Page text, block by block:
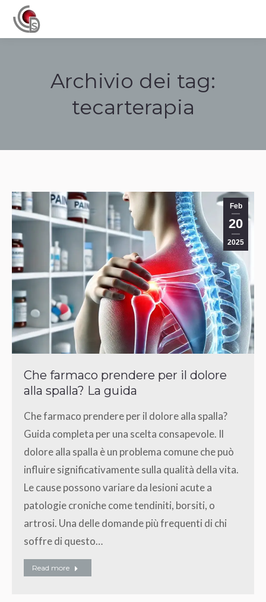
Archivio dei tag:
tecarterapia
Feb
20
2025
Che farmaco prendere per il dolore
alla spalla? La guida
Che farmaco prendere per il dolore alla spalla?
Guida completa per una scelta consapevole. Il
dolore alla spalla è un problema comune che può
influire significativamente sulla qualità della vita.
Le cause possono variare da lesioni acute a
patologie croniche come tendiniti, borsiti, o
artrosi. Una delle domande più frequenti di chi
soffre di questo…
Read more